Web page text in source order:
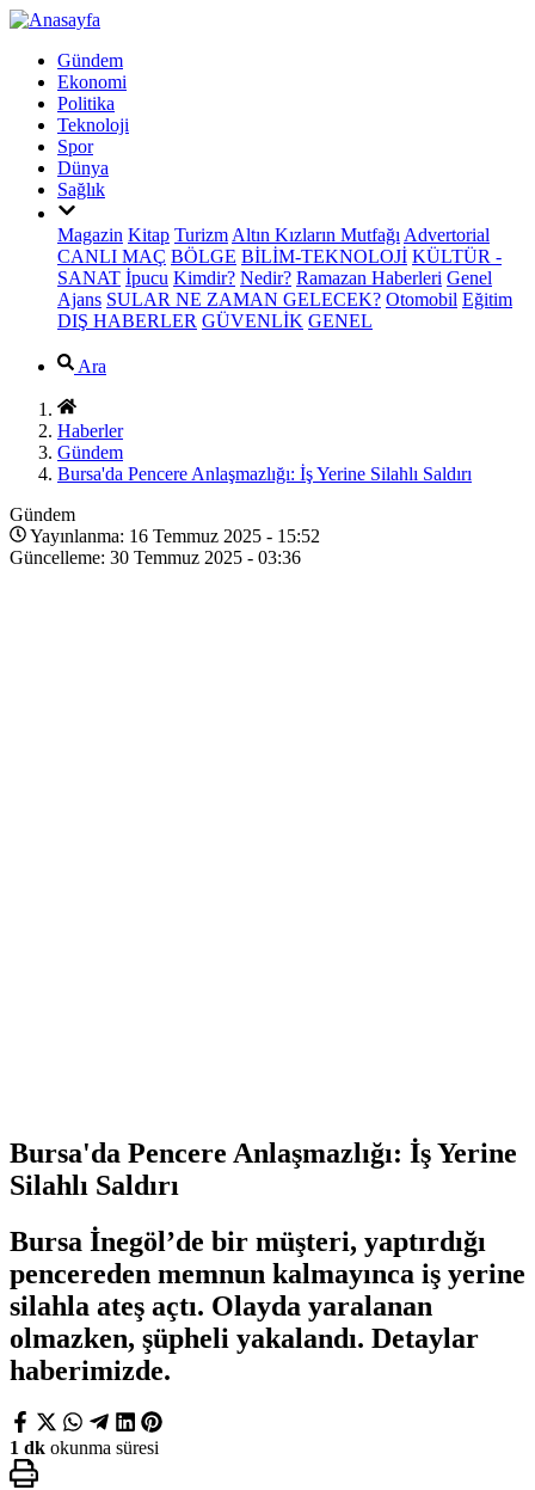
Gündem
Ekonomi
Politika
Teknoloji
Spor
Dünya
Sağlık
Magazin Kitap Turizm Altın Kızların Mutfağı Advertorial
CANLI MAÇ BÖLGE BİLİM-TEKNOLOJİ KÜLTÜR -
SANAT İpucu Kimdir? Nedir? Ramazan Haberleri Genel
Ajans SULAR NE ZAMAN GELECEK? Otomobil Eğitim
DIŞ HABERLER GÜVENLİK GENEL
Ara
Haberler
Gündem
Bursa'da Pencere Anlaşmazlığı: İş Yerine Silahlı Saldırı
Gündem
Yayınlanma: 16 Temmuz 2025 - 15:52
Güncelleme: 30 Temmuz 2025 - 03:36
Bursa'da Pencere Anlaşmazlığı: İş Yerine
Silahlı Saldırı
Bursa İnegöl’de bir müşteri, yaptırdığı
pencereden memnun kalmayınca iş yerine
silahla ateş açtı. Olayda yaralanan
olmazken, şüpheli yakalandı. Detaylar
haberimizde.
1 dk okunma süresi